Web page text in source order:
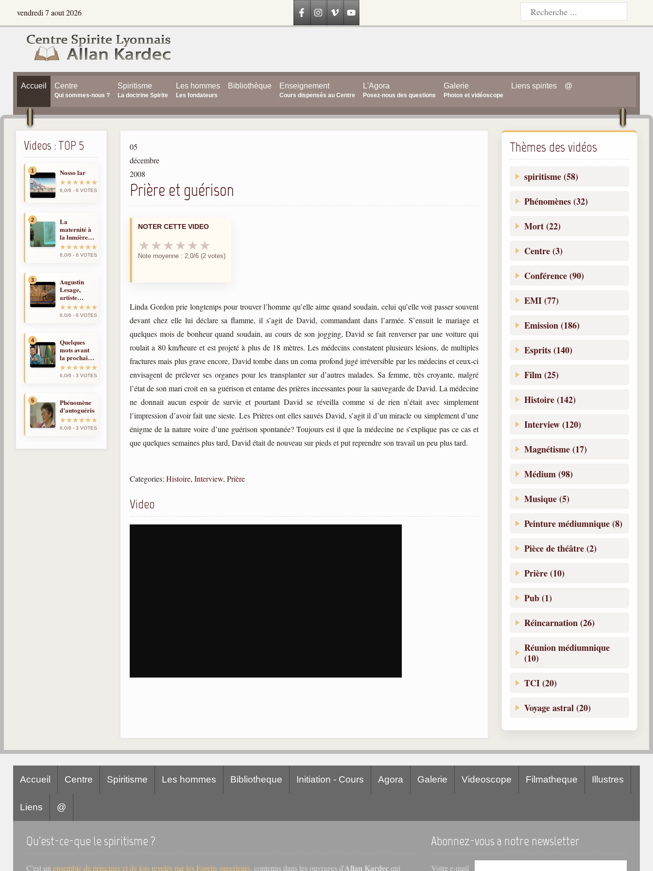
vendredi 7 aout 2026
Accueil Centre
Qui sommes-nous ?
Spiritisme
La doctrine Spirite
Les hommes
Les fondateurs
Bibliothèque Enseignement
Cours dispensés au Centre
L'Agora
Posez-nous des questions
Galerie
Photos et vidéoscope
Liens spirites @
Videos : TOP 5
1 Nosso lar
6,0/6 - 6 VOTES
2
La
maternité à
la lumíère
de la
réincarnation
6,0/6 - 6 VOTES
3
Augustin
Lesage,
artiste
médium et
spirite
6,0/6 - 6 VOTES
4
Quelques
mots avant
la prochaine
fois
6,0/6 - 3 VOTES
5
Phénomène
d’autoguérison
6,0/6 - 3 VOTES
05
décembre
2008
Prière et guérison
NOTER CETTE VIDEO
★ ★ ★ ★ ★ ★
Note moyenne : 2,0/6 (2 votes)
Linda Gordon prie longtemps pour trouver l’homme qu’elle aime quand soudain, celui qu’elle voit passer souvent
devant chez elle lui déclare sa flamme, il s’agit de David, commandant dans l’armée. S’ensuit le mariage et
quelques mois de bonheur quand soudain, au cours de son jogging, David se fait renverser par une voiture qui
roulait a 80 km/heure et est projeté à plus de 18 mètres. Les médecins constatent plusieurs lésions, de multiples
fractures mais plus grave encore, David tombe dans un coma profond jugé irréversible par les médecins et ceux-ci
envisagent de prélever ses organes pour les transplanter sur d’autres malades. Sa femme, très croyante, malgré
l’état de son mari croit en sa guérison et entame des prières incessantes pour la sauvegarde de David. La médecine
ne donnait aucun espoir de survie et pourtant David se réveilla comme si de rien n’était avec simplement
l’impression d’avoir fait une sieste. Les Prières ont elles sauvés David, s’agit il d’un miracle ou simplement d’une
énigme de la nature voire d’une guérison spontanée? Toujours est il que la médecine ne s’explique pas ce cas et
que quelques semaines plus tard, David était de nouveau sur pieds et put reprendre son travail un peu plus tard.
Categories:Histoire,Interview,Prière
Video
Thèmes des vidéos
spiritisme (58)
Phénomènes (32)
Mort (22)
Centre (3)
Conférence (90)
EMI (77)
Emission (186)
Esprits (140)
Film (25)
Histoire (142)
Interview (120)
Magnétisme (17)
Médium (98)
Musique (5)
Peinture médiumnique (8)
Pièce de théâtre (2)
Prière (10)
Pub (1)
Réincarnation (26)
Réunion médiumnique
(10)
TCI (20)
Voyage astral (20)
Accueil Centre Spiritisme Les hommes Bibliotheque Initiation - Cours Agora Galerie Videoscope Filmatheque Illustres
Liens @
Qu'est-ce-que le spiritisme ?
C'est un ensemble de principes et de lois reveles par les Esprits superieurs, contenus dans les ouvrages d'Allan Kardecqui
Abonnez-vous a notre newsletter
Votre e-mail